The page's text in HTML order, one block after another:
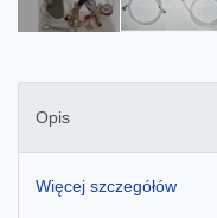
Opis
Więcej szczegółów